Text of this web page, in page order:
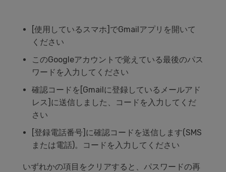
使用しているスマホ でGmailアプリを開いて
ください
このGoogleアカウントで覚えている最後のパス
ワードを入力してください
確認コードを [Gmailに登録しているメールアド
レス に送信しました、コードを入力してくだ
さい
登録電話番号 に確認コードを送信します(SMS
または電話)。コードを入力してください
いずれかの項目をクリアすると、パスワードの再